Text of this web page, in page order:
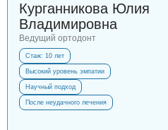
Курганникова Юлия
Владимировна
Ведущий ортодонт
Стаж: 10 лет
Высокий уровень эмпатии
Научный подход
После неудачного лечения